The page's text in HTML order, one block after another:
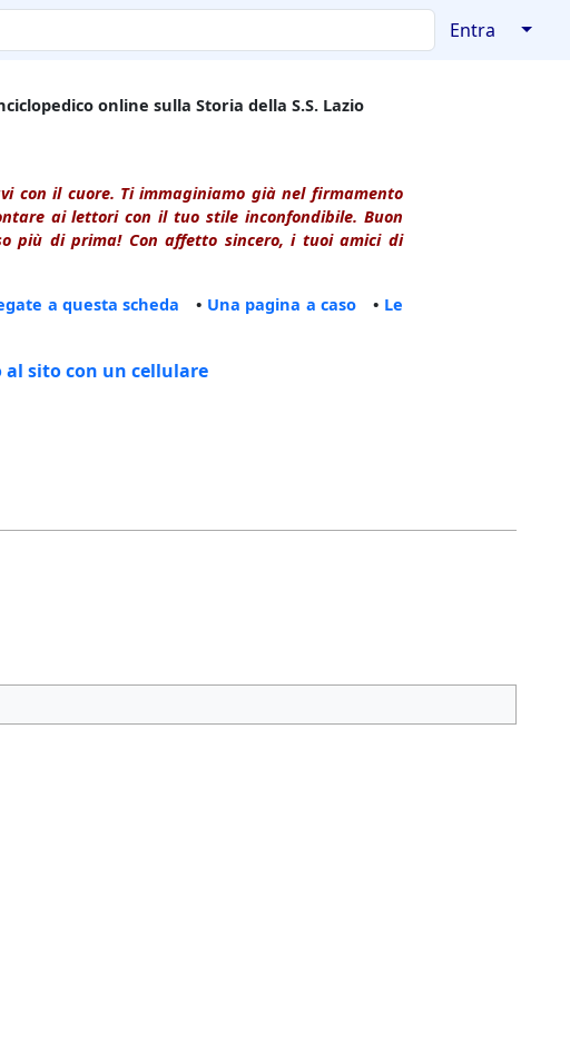
Entra ↓
online sulla Storia della S.S. Lazio
con il cuore. Ti immaginiamo già nel firmamento
ai lettori con il tuo stile inconfondibile. Buon
più di prima! Con affetto sincero, i tuoi amici di
a questa scheda • Una pagina a caso • Le
al sito con un cellulare